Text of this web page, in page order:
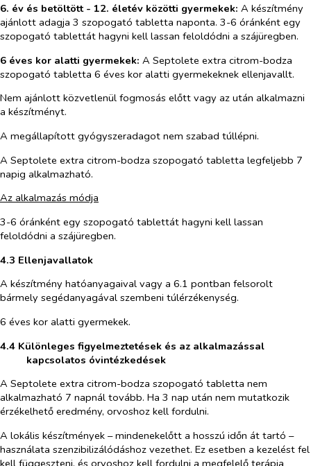
6. év és betöltött - 12. életév közötti gyermekek: A készítmény
ajánlott adagja 3 szopogató tabletta naponta. 3-6 óránként egy
szopogató tablettát hagyni kell lassan feloldódni a szájüregben.
6 éves kor alatti gyermekek: A Septolete extra citrom-bodza
szopogató tabletta 6 éves kor alatti gyermekeknek ellenjavallt.
Nem ajánlott közvetlenül fogmosás előtt vagy az után alkalmazni
a készítményt.
A megállapított gyógyszeradagot nem szabad túllépni.
A Septolete extra citrom-bodza szopogató tabletta legfeljebb 7
napig alkalmazható.
Az alkalmazás módja
3-6 óránként egy szopogató tablettát hagyni kell lassan
feloldódni a szájüregben.
4.3 Ellenjavallatok
A készítmény hatóanyagaival vagy a 6.1 pontban felsorolt
bármely segédanyagával szembeni túlérzékenység.
6 éves kor alatti gyermekek.
4.4 Különleges figyelmeztetések és az alkalmazással
kapcsolatos óvintézkedések
A Septolete extra citrom-bodza szopogató tabletta nem
alkalmazható 7 napnál tovább. Ha 3 nap után nem mutatkozik
érzékelhető eredmény, orvoshoz kell fordulni.
A lokális készítmények – mindenekelőtt a hosszú időn át tartó –
használata szenzibilizálódáshoz vezethet. Ez esetben a kezelést fel
kell függeszteni, és orvoshoz kell fordulni a megfelelő terápia